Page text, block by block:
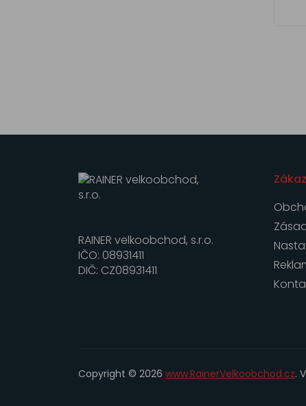
RAINER velkoobchod, s.r.o.
IČO: 08931411
DIČ: CZ08931411
Copyright © 2026 www.RainerVelkoobchod.cz.